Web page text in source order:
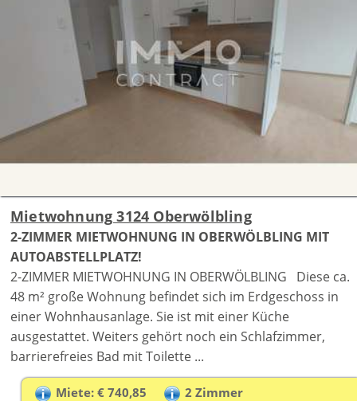
Mietwohnung 3124 Oberwölbling
2-ZIMMER MIETWOHNUNG IN OBERWÖLBLING MIT
AUTOABSTELLPLATZ!
2-ZIMMER MIETWOHNUNG IN OBERWÖLBLING Diese ca.
48 m² große Wohnung befindet sich im Erdgeschoss in
einer Wohnhausanlage. Sie ist mit einer Küche
ausgestattet. Weiters gehört noch ein Schlafzimmer,
barrierefreies Bad mit Toilette ...
Miete: € 740,85
2 Zimmer